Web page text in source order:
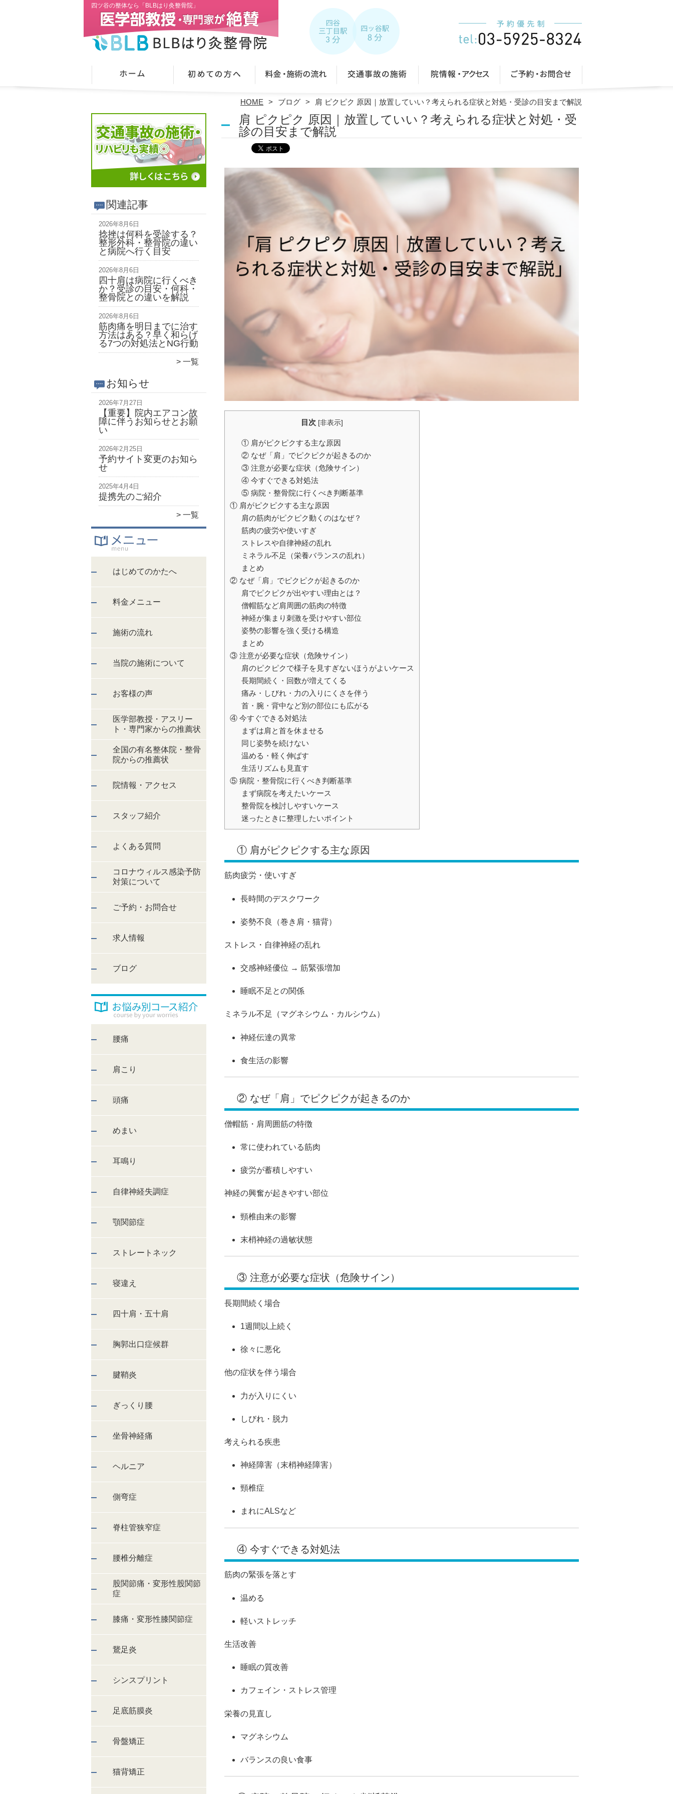
四ツ谷の整体なら「BLBはり灸整骨院」
HOME ブログ 肩 ピクピク 原因｜放置していい？考えられる症状と対処・受診の目安まで解説
関連記事
2026年8月6日
捻挫は何科を受診する？
整形外科・整骨院の違い
と病院へ行く目安
2026年8月6日
四十肩は病院に行くべき
か？受診の目安・何科・
整骨院との違いを解説
2026年8月6日
筋肉痛を明日までに治す
方法はある？早く和らげ
る7つの対処法とNG行動
一覧
お知らせ
2026年7月27日
【重要】院内エアコン故
障に伴うお知らせとお願
い
2026年2月25日
予約サイト変更のお知ら
せ
2025年4月4日
提携先のご紹介
一覧
はじめてのかたへ
料金メニュー
施術の流れ
当院の施術について
お客様の声
医学部教授・アスリー
ト・専門家からの推薦状
全国の有名整体院・整骨
院からの推薦状
院情報・アクセス
スタッフ紹介
よくある質問
コロナウィルス感染予防
対策について
ご予約・お問合せ
求人情報
ブログ
腰痛
肩こり
頭痛
めまい
耳鳴り
自律神経失調症
顎関節症
ストレートネック
寝違え
四十肩・五十肩
胸郭出口症候群
腱鞘炎
ぎっくり腰
坐骨神経痛
ヘルニア
側弯症
脊柱管狭窄症
腰椎分離症
股関節痛・変形性股関節
症
膝痛・変形性膝関節症
鵞足炎
シンスプリント
足底筋膜炎
骨盤矯正
猫背矯正
肩 ピクピク 原因｜放置していい？考えられる症状と対処・受
診の目安まで解説
目次 [非表示]
① 肩がピクピクする主な原因
② なぜ「肩」でピクピクが起きるのか
③ 注意が必要な症状（危険サイン）
④ 今すぐできる対処法
⑤ 病院・整骨院に行くべき判断基準
① 肩がピクピクする主な原因
肩の筋肉がピクピク動くのはなぜ？
筋肉の疲労や使いすぎ
ストレスや自律神経の乱れ
ミネラル不足（栄養バランスの乱れ）
まとめ
② なぜ「肩」でピクピクが起きるのか
肩でピクピクが出やすい理由とは？
僧帽筋など肩周囲の筋肉の特徴
神経が集まり刺激を受けやすい部位
姿勢の影響を強く受ける構造
まとめ
③ 注意が必要な症状（危険サイン）
肩のピクピクで様子を見すぎないほうがよいケース
長期間続く・回数が増えてくる
痛み・しびれ・力の入りにくさを伴う
首・腕・背中など別の部位にも広がる
④ 今すぐできる対処法
まずは肩と首を休ませる
同じ姿勢を続けない
温める・軽く伸ばす
生活リズムも見直す
⑤ 病院・整骨院に行くべき判断基準
まず病院を考えたいケース
整骨院を検討しやすいケース
迷ったときに整理したいポイント
① 肩がピクピクする主な原因
筋肉疲労・使いすぎ
長時間のデスクワーク
姿勢不良（巻き肩・猫背）
ストレス・自律神経の乱れ
交感神経優位 → 筋緊張増加
睡眠不足との関係
ミネラル不足（マグネシウム・カルシウム）
神経伝達の異常
食生活の影響
② なぜ「肩」でピクピクが起きるのか
僧帽筋・肩周囲筋の特徴
常に使われている筋肉
疲労が蓄積しやすい
神経の興奮が起きやすい部位
頸椎由来の影響
末梢神経の過敏状態
③ 注意が必要な症状（危険サイン）
長期間続く場合
1週間以上続く
徐々に悪化
他の症状を伴う場合
力が入りにくい
しびれ・脱力
考えられる疾患
神経障害（末梢神経障害）
頸椎症
まれにALSなど
④ 今すぐできる対処法
筋肉の緊張を落とす
温める
軽いストレッチ
生活改善
睡眠の質改善
カフェイン・ストレス管理
栄養の見直し
マグネシウム
バランスの良い食事